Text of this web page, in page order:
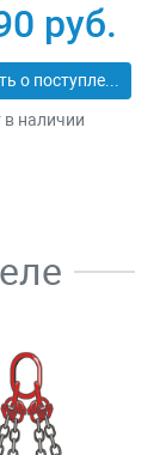
руб.
Сообщить о поступлении
в наличии